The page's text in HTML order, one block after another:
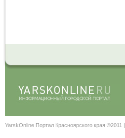
YarskOnline Портал Красноярского края ©2011 |